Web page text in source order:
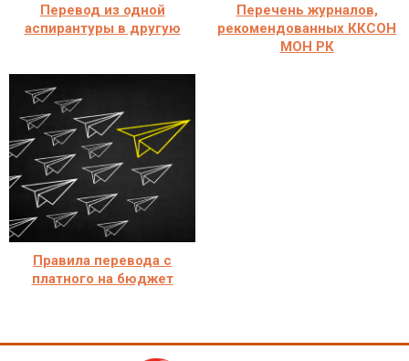
Перевод из одной
аспирантуры в другую
Перечень журналов,
рекомендованных ККСОН
МОН РК
Правила перевода с
платного на бюджет